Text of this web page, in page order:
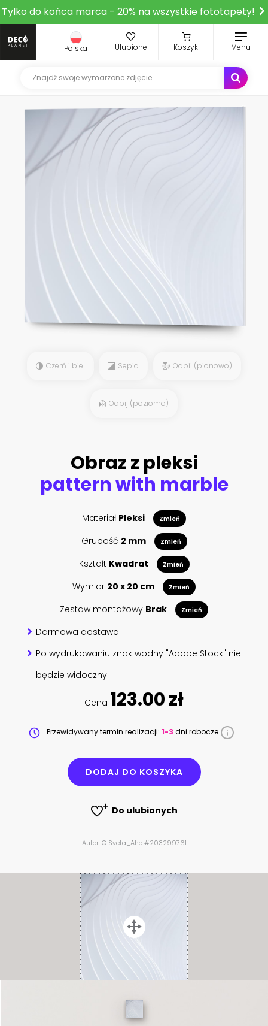
Tylko do końca marca - 20% na wszystkie fototapety!
Polska Ulubione Koszyk Menu
Czerń i biel Sepia Odbij (pionowo)
Odbij (poziomo)
Obraz z pleksi
pattern with marble
Materiał Pleksi Zmień
Grubość 2 mm Zmień
Kształt Kwadrat Zmień
Wymiar 20 x 20 cm Zmień
Zestaw montażowy Brak Zmień
Darmowa dostawa.
Po wydrukowaniu znak wodny "Adobe Stock" nie
będzie widoczny.
Cena 123.00 zł
Przewidywany termin realizacji: 1-3 dni robocze
DODAJ DO KOSZYKA
Do ulubionych
Autor: © Sveta_Aho #203299761